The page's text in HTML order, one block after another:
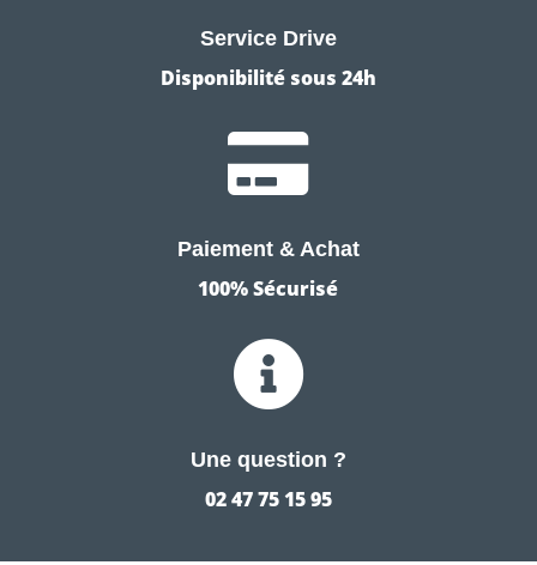
Service Drive
Disponibilité sous 24h

Paiement & Achat
100% Sécurisé

Une question ?
02 47 75 15 95